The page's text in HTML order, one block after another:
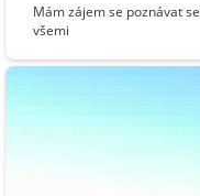
Mám zájem se poznávat se
všemi